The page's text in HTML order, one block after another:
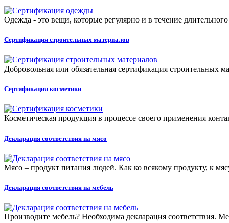
Одежда - это вещи, которые регулярно и в течение
Сертификация строительных материалов
Добровольная или обязательная сертификация строительных
Сертификация косметики
Косметическая продукция в процессе своего применения
Декларация соответствия на мясо
Мясо – продукт питания людей. Как ко всякому продукту, к
Декларация соответствия на мебель
Производите мебель? Необходима декларация соответствия.